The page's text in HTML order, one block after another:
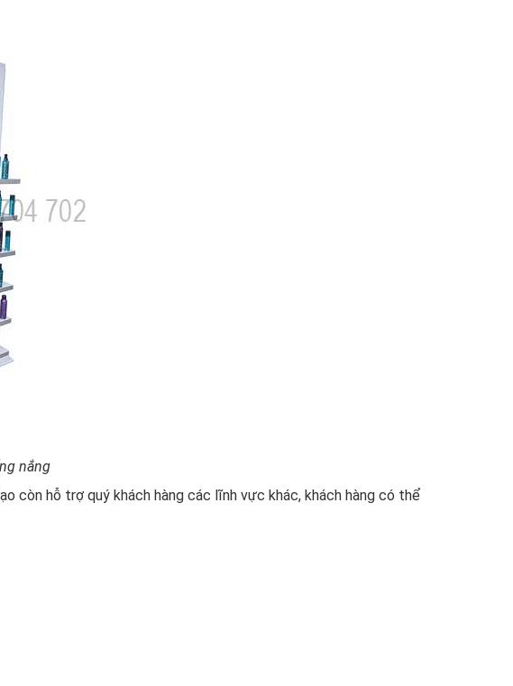
nắng
còn hỗ trợ quý khách hàng các lĩnh vực khác, khách hàng có thể